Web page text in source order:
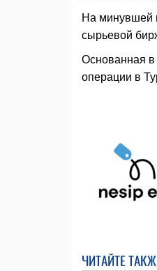
На минувшей
сырьевой
Основанная
операции в
ЧИТАЙТЕ